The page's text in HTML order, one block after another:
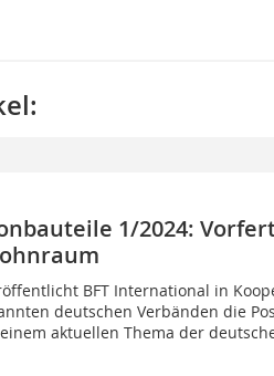
1/2024:
BFT International in
deutschen Verbänden die
aktuellen Thema der